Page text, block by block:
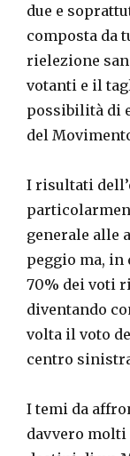
due e
composta da
rielezione
votanti e il
possibilità di
del
I risultati
generale alle
peggio ma, in
70% dei voti
diventando
volta il voto
centro
I temi da
davvero